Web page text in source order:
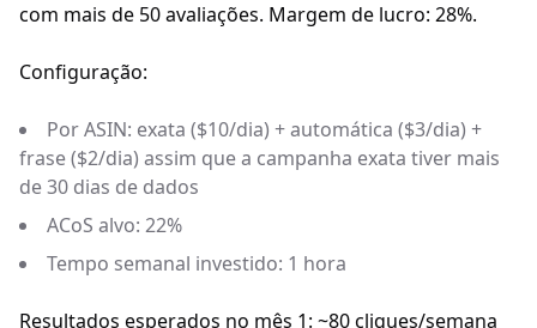
com mais de 50 avaliações. Margem de lucro: 28%.
Configuração:
Por ASIN: exata ($10/dia) + automática ($3/dia) +
frase ($2/dia) assim que a campanha exata tiver mais
de 30 dias de dados
ACoS alvo: 22%
Tempo semanal investido: 1 hora
Resultados esperados no mês 1: ~80 cliques/semana